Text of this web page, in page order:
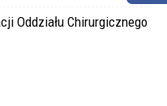
Oddziału Chirurgicznego